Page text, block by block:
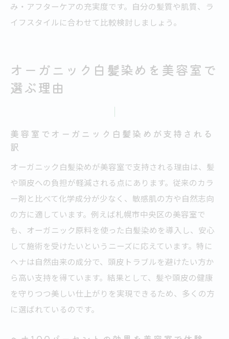
み・アフターケアの充実度です。自分の髪質や肌質、ラ
イフスタイルに合わせて比較検討しましょう。
オーガニック白髪染めを美容室で
選ぶ理由
美容室でオーガニック白髪染めが支持される
訳
オーガニック白髪染めが美容室で支持される理由は、髪
や頭皮への負担が軽減される点にあります。従来のカラ
ー剤と比べて化学成分が少なく、敏感肌の方や自然志向
の方に適しています。例えば札幌市中央区の美容室で
も、オーガニック原料を使った白髪染めを導入し、安心
して施術を受けたいというニーズに応えています。特に
ヘナは自然由来の成分で、頭皮トラブルを避けたい方か
ら高い支持を得ています。結果として、髪や頭皮の健康
を守りつつ美しい仕上がりを実現できるため、多くの方
に選ばれているのです。